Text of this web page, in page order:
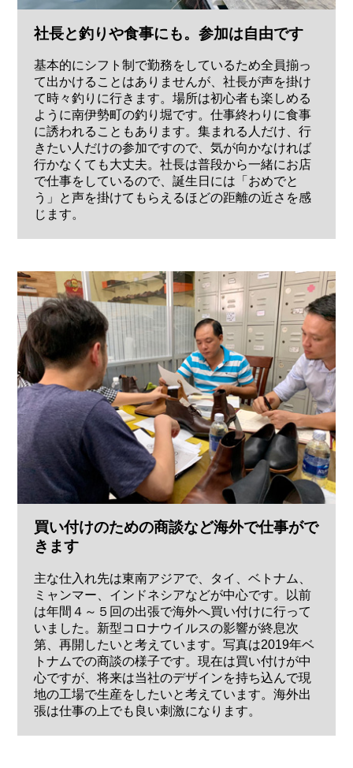
社長と釣りや食事にも。参加は自由です
基本的にシフト制で勤務をしているため全員揃っ
て出かけることはありませんが、社長が声を掛け
て時々釣りに行きます。場所は初心者も楽しめる
ように南伊勢町の釣り堀です。仕事終わりに食事
に誘われることもあります。集まれる人だけ、行
きたい人だけの参加ですので、気が向かなければ
行かなくても大丈夫。社長は普段から一緒にお店
で仕事をしているので、誕生日には「おめでと
う」と声を掛けてもらえるほどの距離の近さを感
じます。
買い付けのための商談など海外で仕事がで
きます
主な仕入れ先は東南アジアで、タイ、ベトナム、
ミャンマー、インドネシアなどが中心です。以前
は年間４～５回の出張で海外へ買い付けに行って
いました。新型コロナウイルスの影響が終息次
第、再開したいと考えています。写真は2019年ベ
トナムでの商談の様子です。現在は買い付けが中
心ですが、将来は当社のデザインを持ち込んで現
地の工場で生産をしたいと考えています。海外出
張は仕事の上でも良い刺激になります。